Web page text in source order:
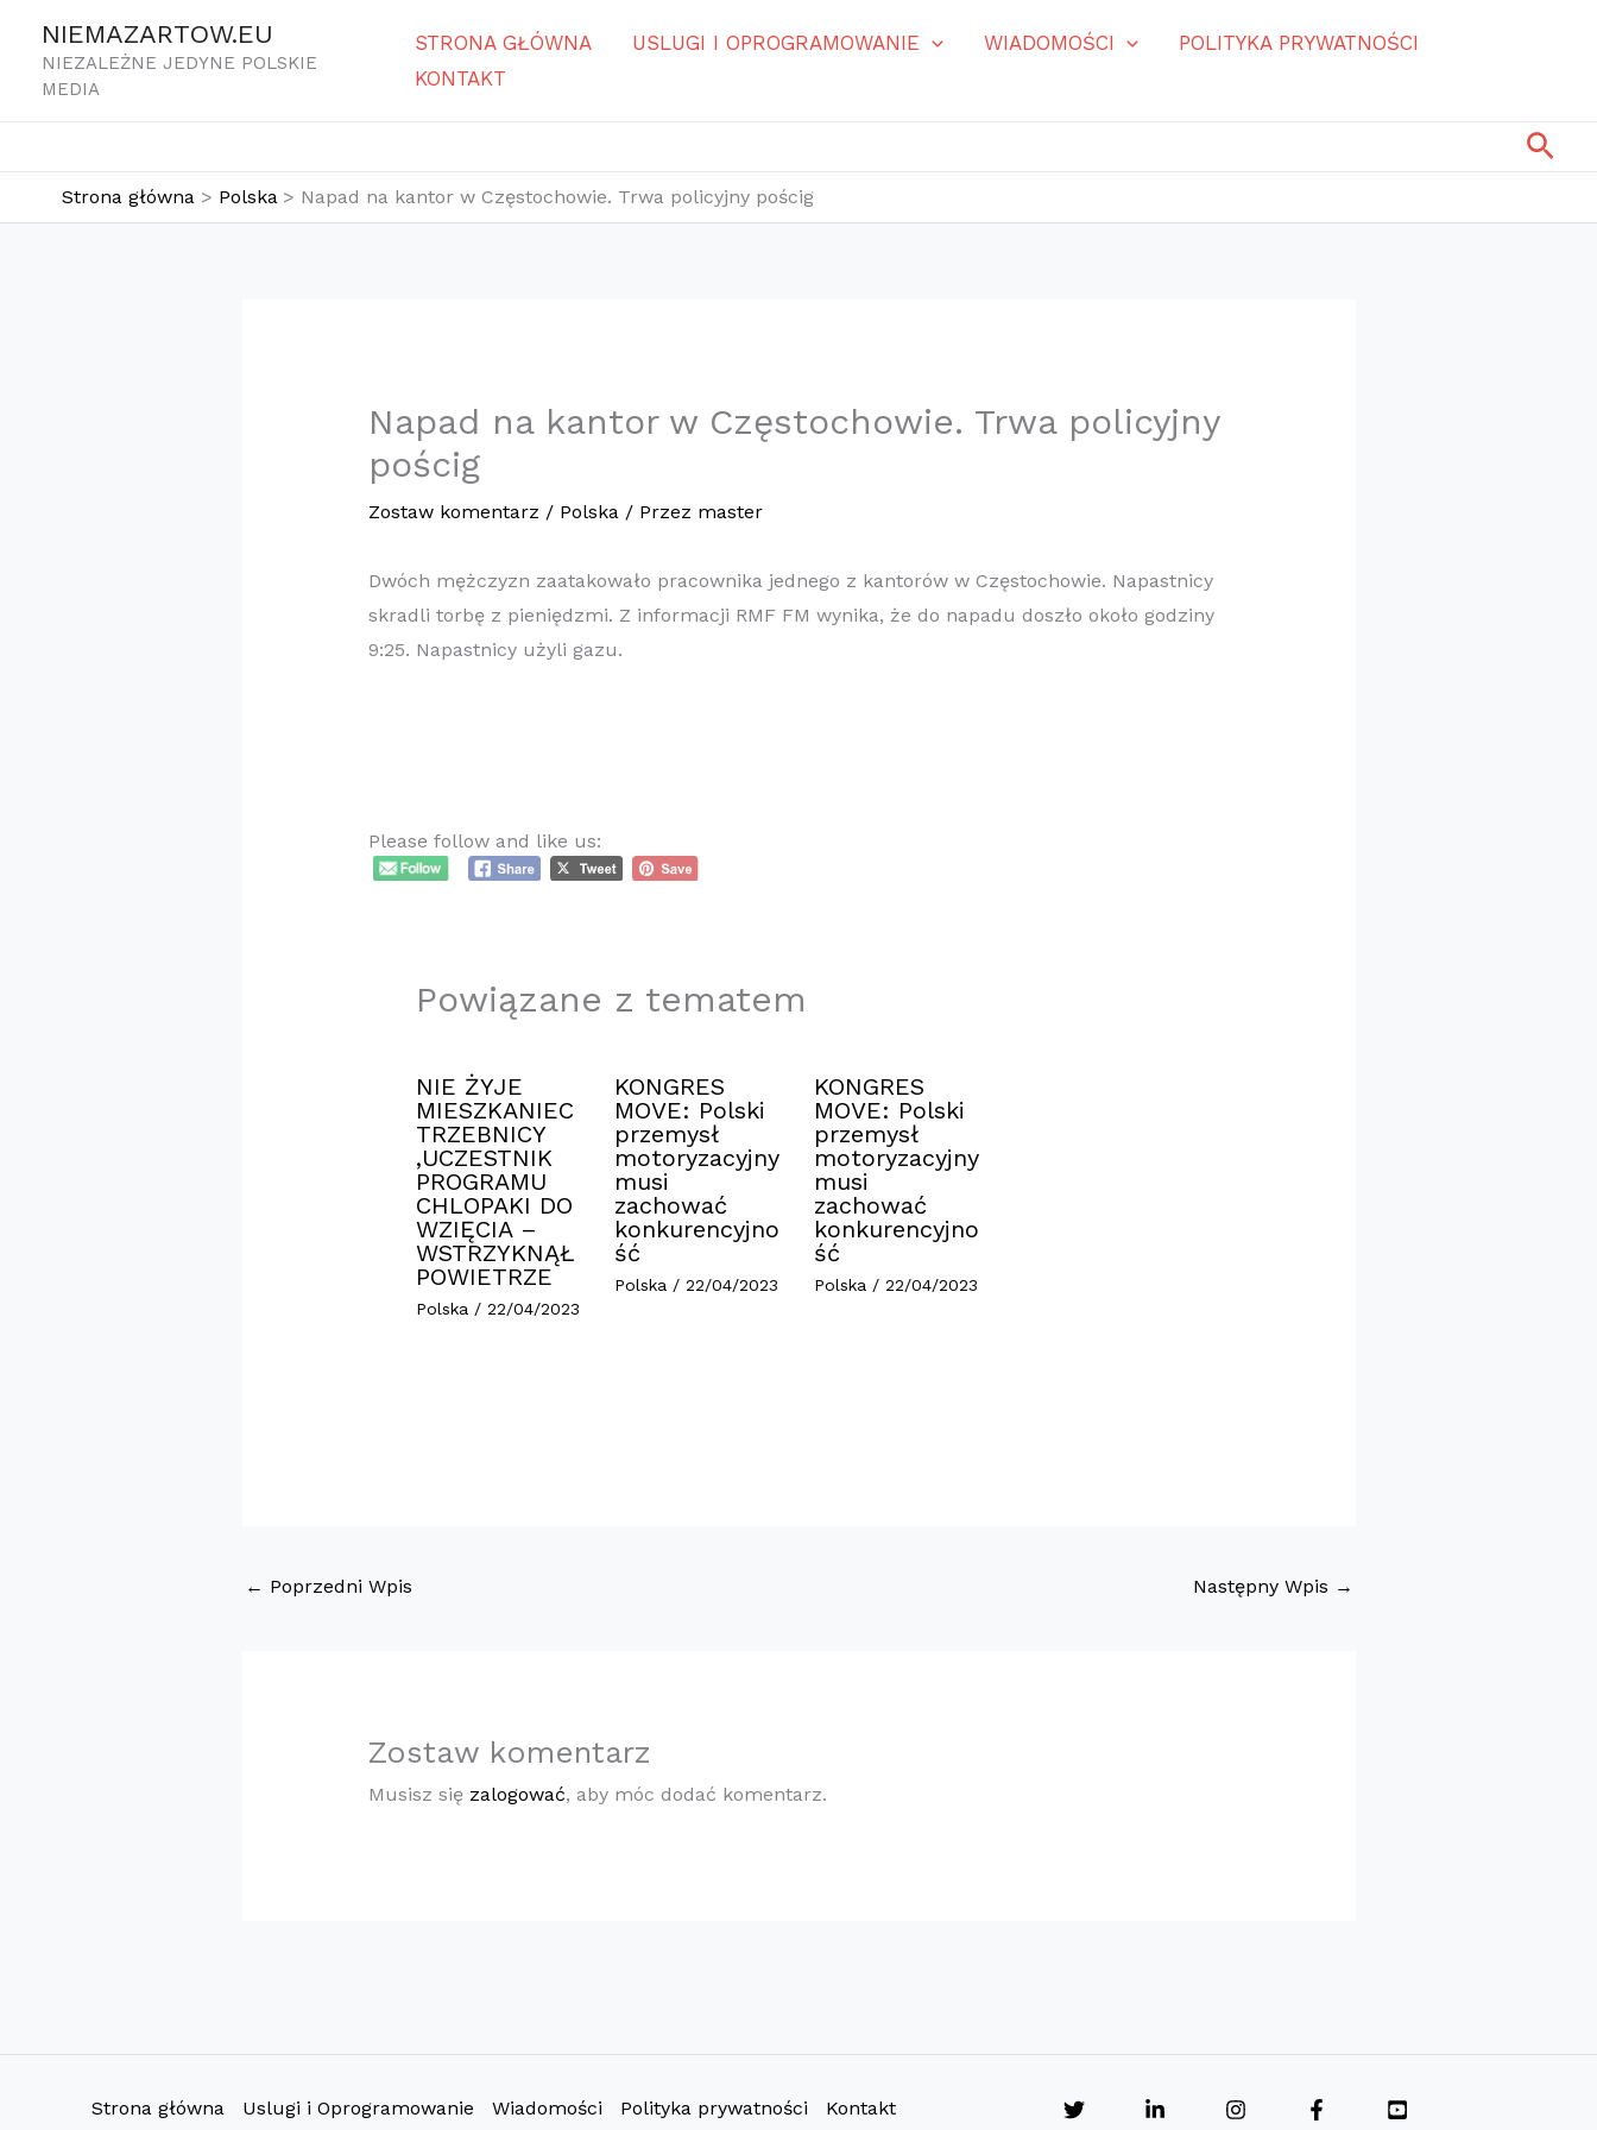
treści
NIEMAZARTOW.EU
NIEZALEŻNE JEDYNE POLSKIE
MEDIA
STRONA GŁÓWNA USLUGI I OPROGRAMOWANIE WIADOMOŚCI
POLITYKA PRYWATNOŚCI
KONTAKT
Strona główna Polska Napad na kantor w Częstochowie. Trwa policyjny pościg
Napad na kantor w Częstochowie. Trwa policyjny
pościg
Zostaw komentarz / Polska / Przez master
Dwóch mężczyzn zaatakowało pracownika jednego z kantorów w Częstochowie. Napastnicy
skradli torbę z pieniędzmi. Z informacji RMF FM wynika, że do napadu doszło około godziny
9:25. Napastnicy użyli gazu.
Please follow and like us:
Powiązane z tematem
NIE ŻYJE
MIESZKANIEC
TRZEBNICY
,UCZESTNIK
PROGRAMU
CHLOPAKI DO
WZIĘCIA –
WSTRZYKNĄŁ
POWIETRZE
Polska /22/04/2023
KONGRES
MOVE: Polski
przemysł
motoryzacyjny
musi
zachować
konkurencyjno
ść
Polska /22/04/2023
KONGRES
MOVE: Polski
przemysł
motoryzacyjny
musi
zachować
konkurencyjno
ść
Polska / 22/04/2023
← Poprzedni Wpis Następny Wpis →
Zostaw komentarz
Musisz się zalogować, aby móc dodać komentarz.
Strona główna Uslugi i Oprogramowanie Wiadomości Polityka prywatności Kontakt